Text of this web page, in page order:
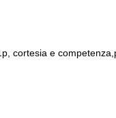
cortesia e